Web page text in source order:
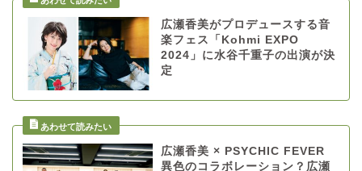
広瀬香美がプロデュースする音
楽フェス「Kohmi EXPO
2024」に水谷千重子の出演が決
定
広瀬香美 × PSYCHIC FEVER
異色のコラボレーション？広瀬